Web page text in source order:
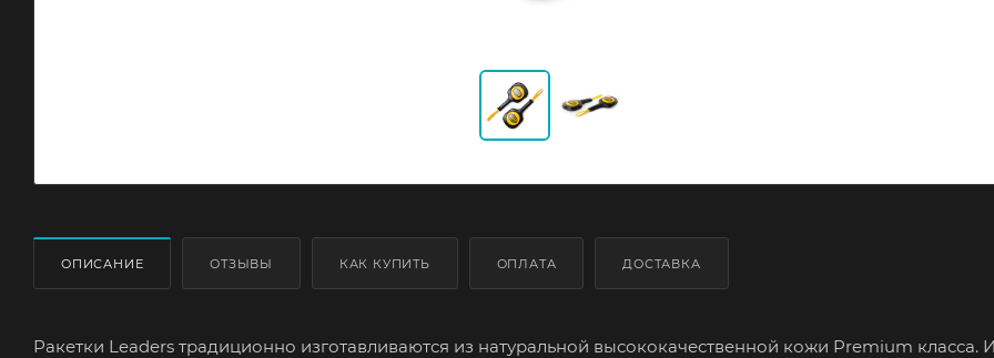
ОПИСАНИЕ ОТЗЫВЫ КАК КУПИТЬ ОПЛАТА ДОСТАВКА
Ракетки Leaders традиционно изготавливаются из натуральной высококачественной кожи Premium класса.